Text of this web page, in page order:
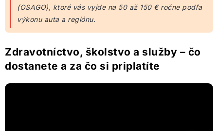
(OSAGO), ktoré vás vyjde na 50 až 150 € ročne podľa
výkonu auta a regiónu.
Zdravotníctvo, školstvo a služby – čo
dostanete a za čo si priplatíte